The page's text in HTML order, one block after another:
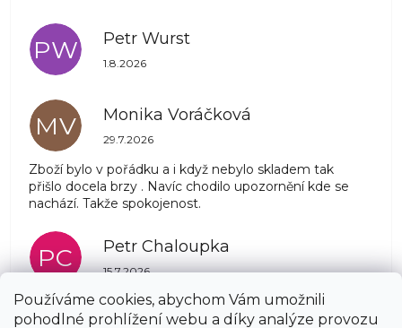
Používáme cookies, abychom Vám umožnili
pohodlné prohlížení webu a díky analýze provozu
PW Petr Wurst
Hodnocení obchodu je 5 z 5 hvězdiček.
1.8.2026
MV Monika Voráčková
Hodnocení obchodu je 5 z 5 hvězdiček.
29.7.2026
Zboží bylo v pořádku a i když nebylo skladem tak
přišlo docela brzy . Navíc chodilo upozornění kde se
nachází. Takže spokojenost.
PC Petr Chaloupka
Hodnocení obchodu je 5 z 5 hvězdiček.
15.7.2026
Zobrazit další hodnocení